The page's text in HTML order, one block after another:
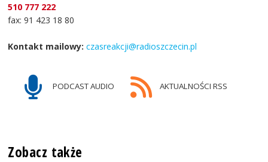
510 777 222
fax: 91 423 18 80
Kontakt mailowy: czasreakcji@radioszczecin.pl
PODCAST AUDIO AKTUALNOŚCI RSS
Zobacz także